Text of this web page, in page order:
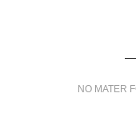
NO MATER